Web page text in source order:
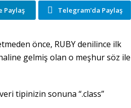
Paylaş Telegram'da Paylaş
önce, RUBY denilince ilk
gelmiş olan o meşhur söz ile
tipinizin sonuna “.class”